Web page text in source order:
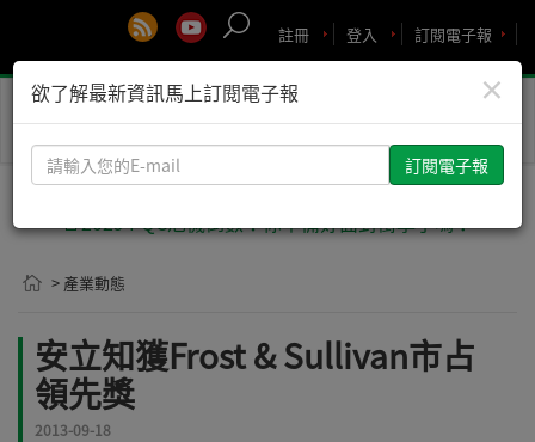
訂閱電子報
登入
註冊
Toggle
🚨2029 PQC危機倒數！你準備好面對衝擊了嗎？
> 產業動態
安立知獲Frost & Sullivan市占
領先獎
2013-09-18
×
欲了解最新資訊馬上訂閱電子報
請
輸
您
的
E-